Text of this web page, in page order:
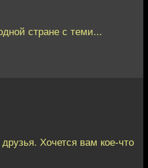
стране с теми...
Хочется вам кое-что